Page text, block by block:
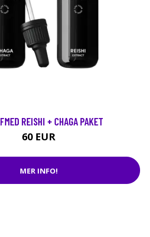
REISHI + CHAGA PAKET
60 EUR
MER INFO!